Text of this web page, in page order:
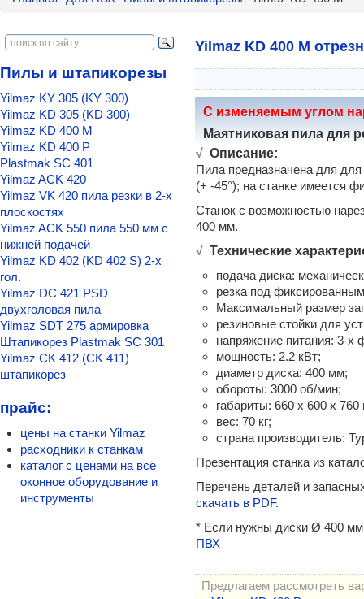
Линии станков для ПВХ окон
Линия для окон ПВХ "Старт"
Линия "Эконом"
Линия Стандарт-1
Расширенный комплект
Комплект "Турция-1"
Пилы и штапикорезы
Yilmaz KY 305 (KY 300)
Yilmaz KD 400 M
Yilmaz KD 400 P
Plastmak SC 401
Yilmaz VK 420 пила резки в 2-х плоскостях
Yilmaz ACK 550 пила 550 мм с нижней подачей
Yilmaz KD 402 (KD 402 S) 2-х гол.
Yilmaz DC 421 PSD двухголовая пила
Yilmaz SDT 275 армировка
Штапикорез Plastmak SC 301
Yilmaz CK 412 (CK 411) штапикорез
РС-1 для ПВХ окон сварочный
РС-2м сварочный для ПВХ окон
РС-2 сварочный ПВХ окон
Ручной полуавтомат РС-3
Plastmak SC 101 S
Пилы и штапикорезы
Yilmaz KY 305 (KY 300)
Yilmaz KD 305 (KD 300)
Yilmaz KD 400 M
Yilmaz KD 400 P
Plastmak SC 401
Yilmaz ACK 420
Yilmaz VK 420 пила резки в 2-х
плоскостях
Yilmaz ACK 550 пила 550 мм с
нижней подачей
Yilmaz KD 402 (KD 402 S) 2-х
гол.
Yilmaz DC 421 PSD
двухголовая пила
Yilmaz SDT 275 армировка
Штапикорез Plastmak SC 301
Yilmaz CK 412 (CK 411)
штапикорез
прайс:
цены на станки Yilmaz
расходники к станкам
каталог с ценами на всё
оконное оборудование и
инструменты
Yilmaz KD 400 M
С изменяемым углом
Маятниковая пила для
√ Описание:
Пила предназначена для
(+ -45°); на станке имеется
Станок с возможностью
400 мм.
√ Технические
подача диска:
резка под
Максимальный размер
резиновые стойки для
напряжение питания: 3-х
мощность: 2.2 кВт;
диаметр диска: 400 мм;
обороты: 3000 об/мин;
габариты: 660 х 600 х
вес: 70 кг;
страна производитель:
Презентация станка из
Перечень деталей и
скачать в PDF.
* Если нужны диски Ø 400
ПВХ
Предлагаем рассмотреть